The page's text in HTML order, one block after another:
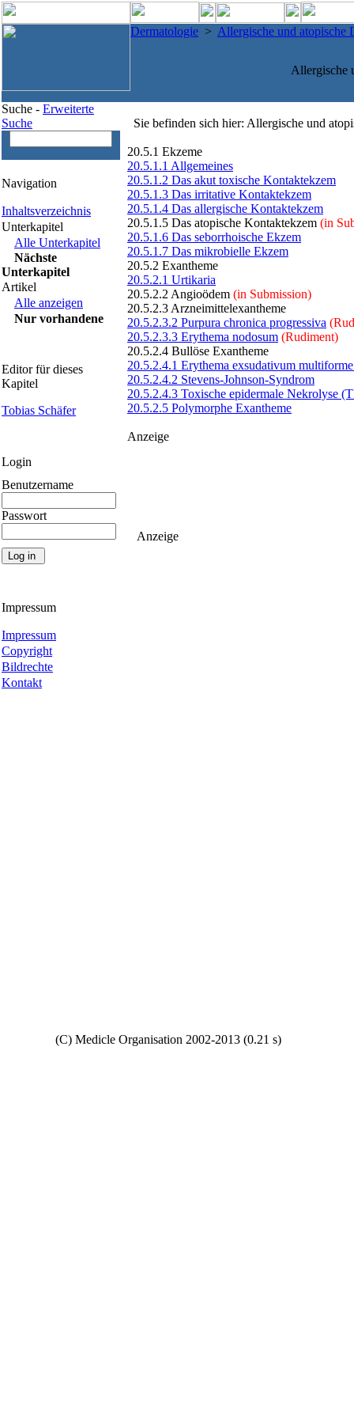
Dermatologie > Allergische und atopische
Allergische
Suche - Erweiterte
Suche
Navigation
Inhaltsverzeichnis
Unterkapitel
Alle Unterkapitel
Nächste
Unterkapitel
Artikel
Alle anzeigen
Nur vorhandene
Editor für dieses
Kapitel
Tobias Schäfer
Login
Benutzername
Passwort
Impressum
Impressum
Copyright
Bildrechte
Kontakt
Sie befinden sich hier: Allergische und
20.5.1 Ekzeme
20.5.1.1 Allgemeines
20.5.1.2 Das akut toxische Kontaktekzem
20.5.1.3 Das irritative Kontaktekzem
20.5.1.4 Das allergische Kontaktekzem
20.5.1.5 Das atopische Kontaktekzem (in
20.5.1.6 Das seborrhoische Ekzem
20.5.1.7 Das mikrobielle Ekzem
20.5.2 Exantheme
20.5.2.1 Urtikaria
20.5.2.2 Angioödem (in Submission)
20.5.2.3 Arzneimittelexantheme
20.5.2.3.2 Purpura chronica progressiva
20.5.2.3.3 Erythema nodosum (Rudiment)
20.5.2.4 Bullöse Exantheme
20.5.2.4.1 Erythema exsudativum
20.5.2.4.2 Stevens-Johnson-Syndrom
20.5.2.4.3 Toxische epidermale Nekrolyse
20.5.2.5 Polymorphe Exantheme
Anzeige
Anzeige
(C) Medicle Organisation 2002-2013 (0.21 s)